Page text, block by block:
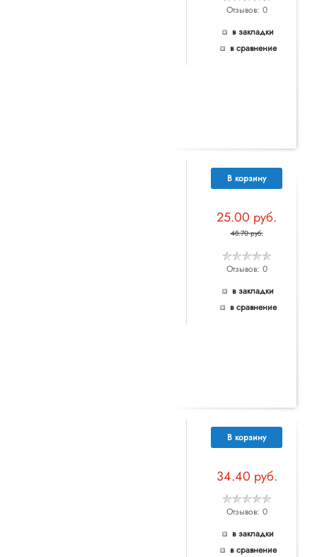
Отзывов: 0
в закладки
в сравнение
В корзину
25.00 руб.
48.70 руб.
Отзывов: 0
в закладки
в сравнение
В корзину
34.40 руб.
Отзывов: 0
в закладки
в сравнение